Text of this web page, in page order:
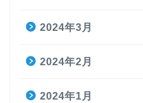
2024年3月
2024年2月
2024年1月